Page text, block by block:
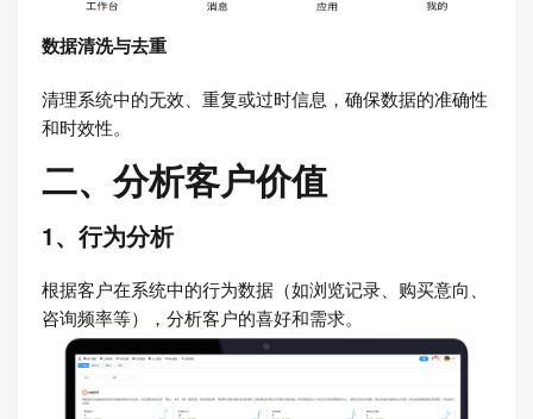
数据清洗与去重
清理系统中的无效、重复或过时信息，确保数据的准确性
和时效性。
二、分析客户价值
1、行为分析
根据客户在系统中的行为数据（如浏览记录、购买意向、
咨询频率等），分析客户的喜好和需求。